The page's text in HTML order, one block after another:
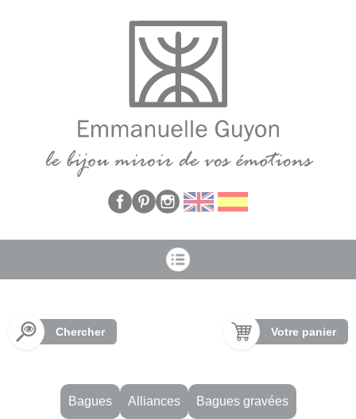
Chercher Votre panier
Bagues Alliances Bagues gravées